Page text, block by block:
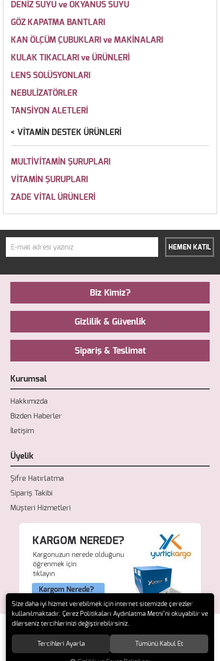
DENİZ SUYU ve OKYANUS SUYU
GÖZ KAPATMA BANTLARI
KAN ÖLÇÜM ÇUBUKLARI ve MAKİNALARI
KULAK TIKACLARI ve ÜRÜNLERİ
LENS SOLÜSYONLARI
NEBULİZATÖRLER
TANSİYON ALETLERİ
VİTAMİN DESTEK ÜRÜNLERİ
MULTİVİTAMİN ŞURUPLARI
VİTAMİN ŞURUPLARI
ZADE VİTAL ÜRÜNLERİ
HEMEN KATIL
Biz Kimiz?
Gizlilik & Güvenlik
Sipariş & Teslimat
Kurumsal
Hakkımızda
Bizden Haberler
İletişim
Üyelik
Şifre Hatırlatma
Sipariş Takibi
Müşteri Hizmetleri
© 2018 Fresh Ecza. Tüm hakları saklıdır.
Size daha iyi hizmet verebilmek için internet sitemizde çerezler
kullanılmaktadır. Çerez Politikaları Aydınlatma Metni’ni okuyabilir ve
dilerseniz tercihlerinizi değiştirebilirsiniz.
Tercihleri Ayarla Tümünü Kabul Et